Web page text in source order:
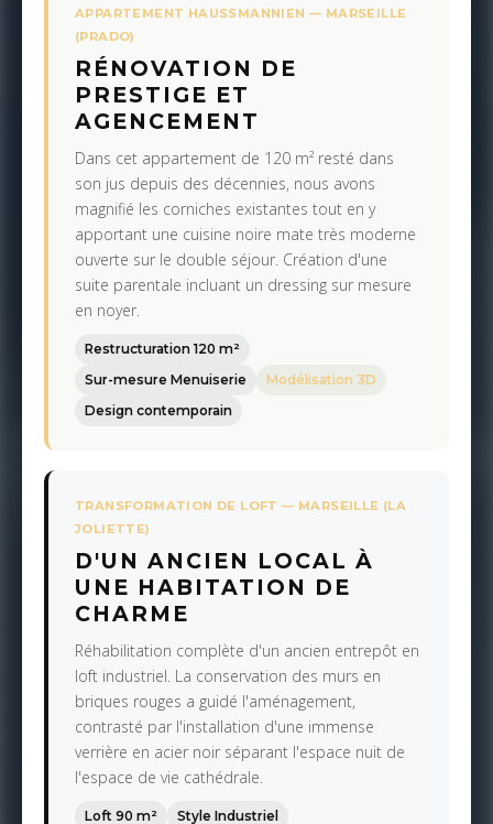
APPARTEMENT HAUSSMANNIEN — MARSEILLE
(PRADO)
RÉNOVATION DE
PRESTIGE ET
AGENCEMENT
Dans cet appartement de 120 m² resté dans
son jus depuis des décennies, nous avons
magnifié les corniches existantes tout en y
apportant une cuisine noire mate très moderne
ouverte sur le double séjour. Création d'une
suite parentale incluant un dressing sur mesure
en noyer.
Restructuration 120 m²
Sur-mesure Menuiserie
Modélisation 3D
Design contemporain
TRANSFORMATION DE LOFT — MARSEILLE (LA
JOLIETTE)
D'UN ANCIEN LOCAL À
UNE HABITATION DE
CHARME
Réhabilitation complète d'un ancien entrepôt en
loft industriel. La conservation des murs en
briques rouges a guidé l'aménagement,
contrasté par l'installation d'une immense
verrière en acier noir séparant l'espace nuit de
l'espace de vie cathédrale.
Loft 90 m²
Style Industriel